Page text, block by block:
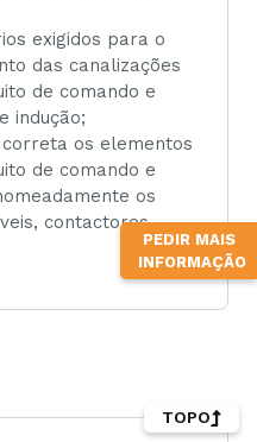
PEDIR MAIS
INFORMAÇÃO
exigidos para o
das canalizações
de comando e
indução;
os elementos
de comando e
os
contactores
TOPO